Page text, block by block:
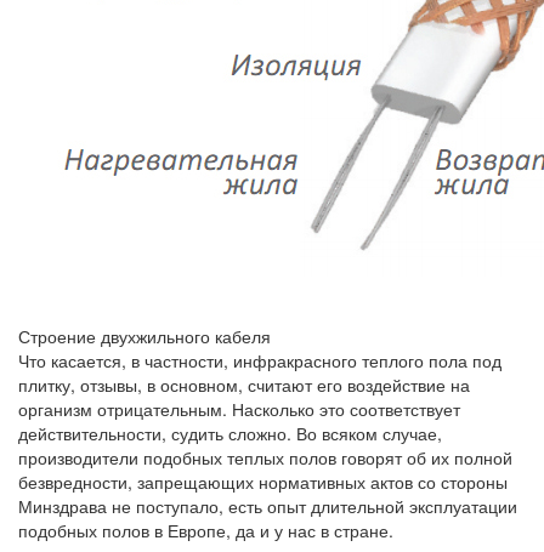
Строение двухжильного кабеля
Что касается, в частности, инфракрасного теплого пола под
плитку, отзывы, в основном, считают его воздействие на
организм отрицательным. Насколько это соответствует
действительности, судить сложно. Во всяком случае,
производители подобных теплых полов говорят об их полной
безвредности, запрещающих нормативных актов со стороны
Минздрава не поступало, есть опыт длительной эксплуатации
подобных полов в Европе, да и у нас в стране.